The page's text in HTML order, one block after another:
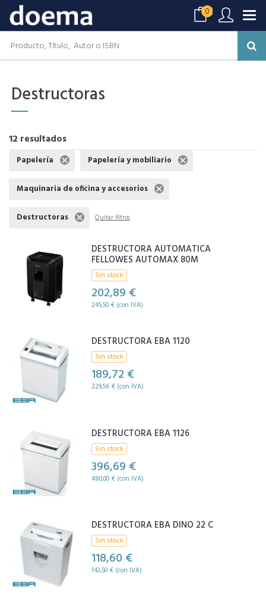
0
Destructoras
12 resultados
Papelería Papelería y mobiliario
Maquinaria de oficina y accesorios
Destructoras Quitar filtros
DESTRUCTORA AUTOMATICA
FELLOWES AUTOMAX 80M
Sin stock
202,89 €
245,50 € (con IVA)
DESTRUCTORA EBA 1120
Sin stock
189,72 €
229,56 € (con IVA)
DESTRUCTORA EBA 1126
Sin stock
396,69 €
480,00 € (con IVA)
DESTRUCTORA EBA DINO 22 C
Sin stock
118,60 €
143,50 € (con IVA)